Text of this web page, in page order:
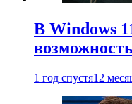
В Windows
1 год спустя12